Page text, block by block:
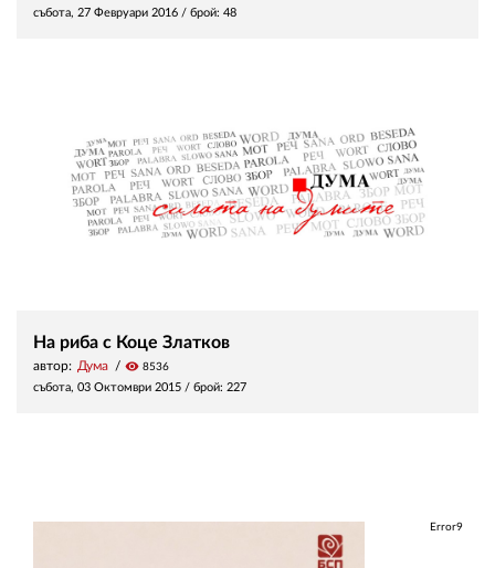
събота, 27 Февруари 2016 / брой: 48
На риба с Коце Златков
автор: Дума visibility 8536
събота, 03 Октомври 2015 / брой: 227
Error9